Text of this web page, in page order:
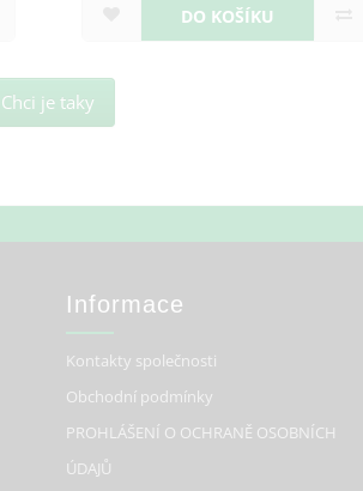
DO KOŠÍKU
Chci je taky
Informace
Kontakty společnosti
Obchodní podmínky
PROHLÁŠENÍ O OCHRANĚ OSOBNÍCH
ÚDAJŮ